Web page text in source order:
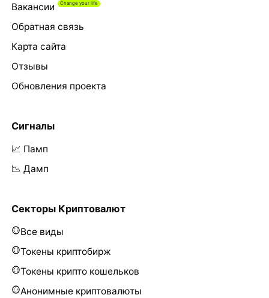
Вакансии
Обратная связь
Карта сайта
Отзывы
Обновления проекта
Сигналы
📈 Памп
📉 Дамп
Секторы Криптовалют
Все виды
Токены криптобирж
Токены крипто кошельков
Анонимные криптовалюты